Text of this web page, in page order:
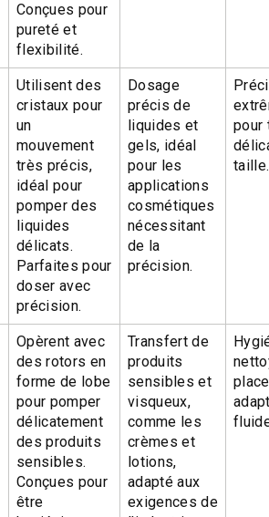
Conçues pour
pureté et
flexibilité.
Utilisent des
cristaux pour
un
mouvement
très précis,
idéal pour
pomper des
liquides
délicats.
Parfaites pour
doser avec
précision.
Dosage
précis de
liquides et
gels, idéal
pour les
applications
cosmétiques
nécessitant
de la
précision.
pour
taille.
Opèrent avec
des rotors en
forme de lobe
pour pomper
délicatement
des produits
sensibles.
Conçues pour
être
Transfert de
produits
sensibles et
visqueux,
comme les
crèmes et
lotions,
adapté aux
exigences de